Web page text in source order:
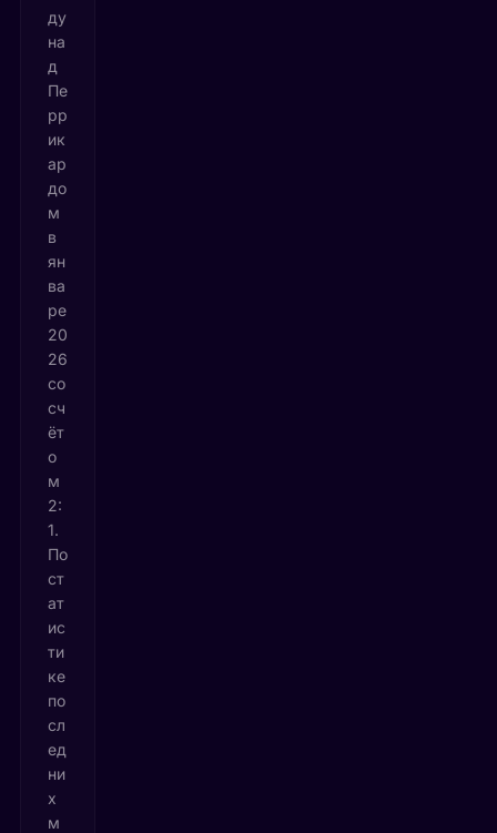
ду
на
д
Пе
рр
ик
ар
до
м
в
ян
ва
ре
20
26
со
сч
ёт
о
м
2:
1.
По
ст
ат
ис
ти
ке
по
сл
ед
ни
х
м